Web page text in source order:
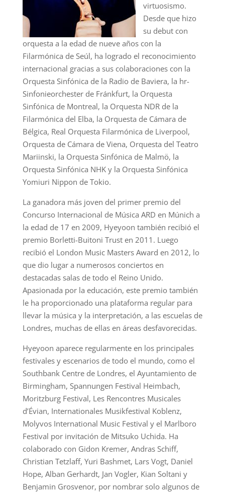
virtuosismo.
Desde que hizo
su debut con
orquesta a la edad de nueve años con la
Filarmónica de Seúl, ha logrado el reconocimiento
internacional gracias a sus colaboraciones con la
Orquesta Sinfónica de la Radio de Baviera, la hr-
Sinfonieorchester de Fránkfurt, la Orquesta
Sinfónica de Montreal, la Orquesta NDR de la
Filarmónica del Elba, la Orquesta de Cámara de
Bélgica, Real Orquesta Filarmónica de Liverpool,
Orquesta de Cámara de Viena, Orquesta del Teatro
Mariinski, la Orquesta Sinfónica de Malmö, la
Orquesta Sinfónica NHK y la Orquesta Sinfónica
Yomiuri Nippon de Tokio.
La ganadora más joven del primer premio del
Concurso Internacional de Música ARD en Múnich a
la edad de 17 en 2009, Hyeyoon también recibió el
premio Borletti-Buitoni Trust en 2011. Luego
recibió el London Music Masters Award en 2012, lo
que dio lugar a numerosos conciertos en
destacadas salas de todo el Reino Unido.
Apasionada por la educación, este premio también
le ha proporcionado una plataforma regular para
llevar la música y la interpretación, a las escuelas de
Londres, muchas de ellas en áreas desfavorecidas.
Hyeyoon aparece regularmente en los principales
festivales y escenarios de todo el mundo, como el
Southbank Centre de Londres, el Ayuntamiento de
Birmingham, Spannungen Festival Heimbach,
Moritzburg Festival, Les Rencontres Musicales
d’Évian, Internationales Musikfestival Koblenz,
Molyvos International Music Festival y el Marlboro
Festival por invitación de Mitsuko Uchida. Ha
colaborado con Gidon Kremer, Andras Schiff,
Christian Tetzlaff, Yuri Bashmet, Lars Vogt, Daniel
Hope, Alban Gerhardt, Jan Vogler, Kian Soltani y
Benjamin Grosvenor, por nombrar solo algunos de